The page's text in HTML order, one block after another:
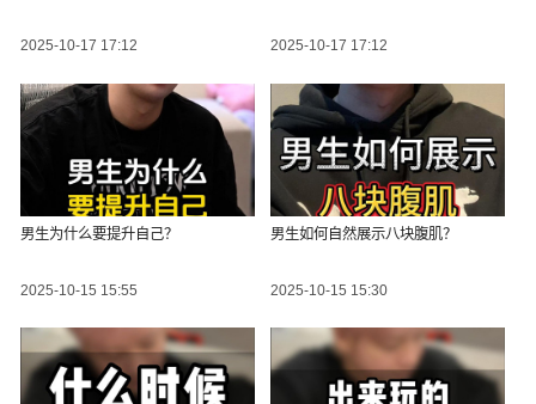
2025-10-17 17:12 2025-10-17 17:12
男生为什么要提升自己？
2025-10-15 15:55
男生如何自然展示八块腹肌？
2025-10-15 15:30